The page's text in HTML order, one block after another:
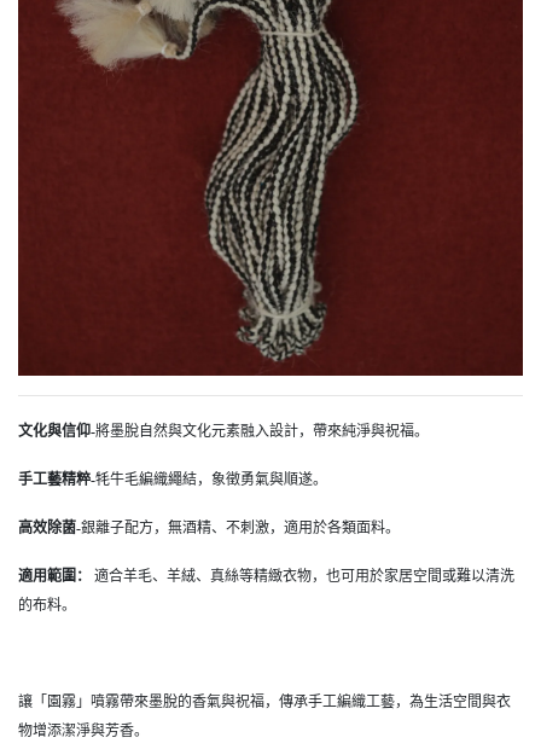
文化與信仰-將墨脫自然與文化元素融入設計，帶來純淨與祝福。
手工藝精粹-牦牛毛編織繩結，象徵勇氣與順遂。
高效除菌-銀離子配方，無酒精、不刺激，適用於各類面料。
適用範圍：
適合羊毛、羊絨、真絲等精緻衣物，也可用於家居空間或難以清洗
的布料。
讓「園霧」噴霧帶來墨脫的香氣與祝福，傳承手工編織工藝，為生活空間與衣
物增添潔淨與芳香。